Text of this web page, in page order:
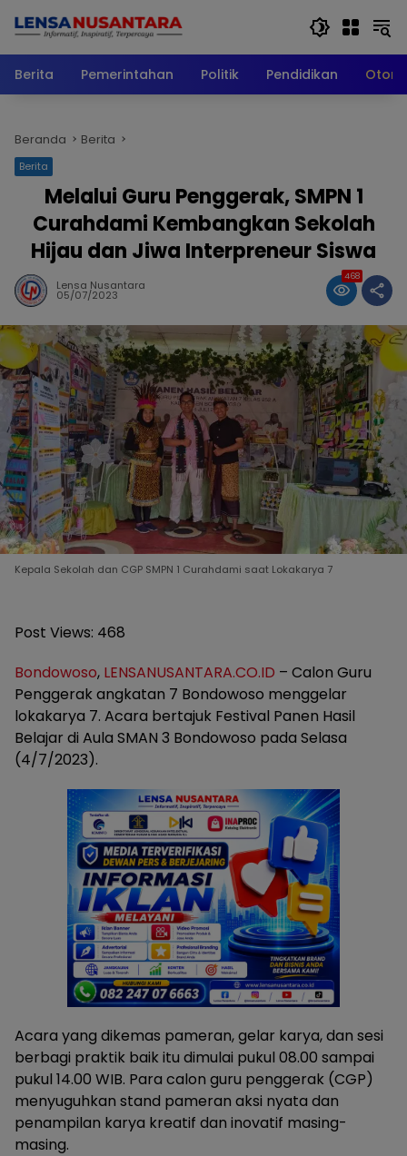
Berita
Pemerintahan Politik Pendidikan
Beranda Berita
Berita
Melalui Guru Penggerak, SMPN 1
Curahdami Kembangkan Sekolah
Hijau dan Jiwa Interpreneur Siswa
Lensa Nusantara
05/07/2023
468
Kepala Sekolah dan CGP SMPN 1 Curahdami saat Lokakarya 7
Post Views: 468
Bondowoso, LENSANUSANTARA.CO.ID – Calon Guru
Penggerak angkatan 7 Bondowoso menggelar
lokakarya 7. Acara bertajuk Festival Panen Hasil
Belajar di Aula SMAN 3 Bondowoso pada Selasa
(4/7/2023).
Acara yang dikemas pameran, gelar karya, dan sesi
berbagi praktik baik itu dimulai pukul 08.00 sampai
pukul 14.00 WIB. Para calon guru penggerak (CGP)
menyuguhkan stand pameran aksi nyata dan
penampilan karya kreatif dan inovatif masing-
masing.